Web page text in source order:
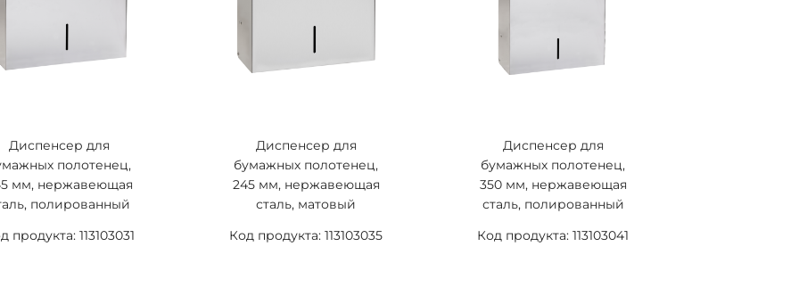
Диспенсер для
полотенец,
мм, нержавеющая
полированный
продукта: 113103031
Диспенсер для
бумажных полотенец,
245 мм, нержавеющая
сталь, матовый
Код продукта: 113103035
Диспенсер для
бумажных полотенец,
350 мм, нержавеющая
сталь, полированный
Код продукта: 113103041